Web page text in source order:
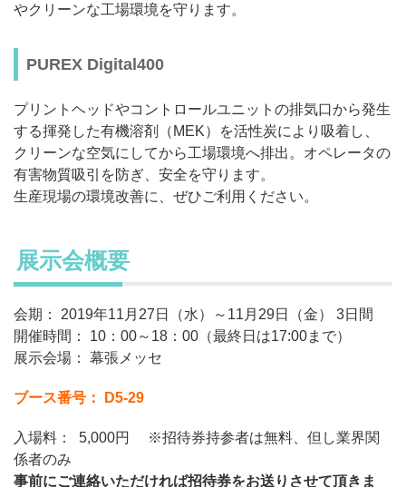
やクリーンな工場環境を守ります。
PUREX Digital400
プリントヘッドやコントロールユニットの排気口から発生
する揮発した有機溶剤（MEK）を活性炭により吸着し、
クリーンな空気にしてから工場環境へ排出。オペレータの
有害物質吸引を防ぎ、安全を守ります。
生産現場の環境改善に、ぜひご利用ください。
展示会概要
会期： 2019年11月27日（水）～11月29日（金） 3日間
開催時間： 10：00～18：00（最終日は17:00まで）
展示会場： 幕張メッセ
ブース番号： D5-29
入場料： 5,000円 ※招待券持参者は無料、但し業界関
係者のみ
事前にご連絡いただければ招待券をお送りさせて頂きま